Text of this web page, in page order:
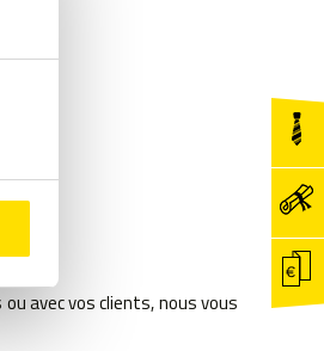
avec vos clients, nous vous